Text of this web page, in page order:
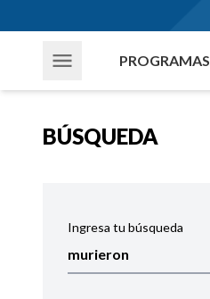
PROGRAMAS
BÚSQUEDA
Ingresa tu búsqueda